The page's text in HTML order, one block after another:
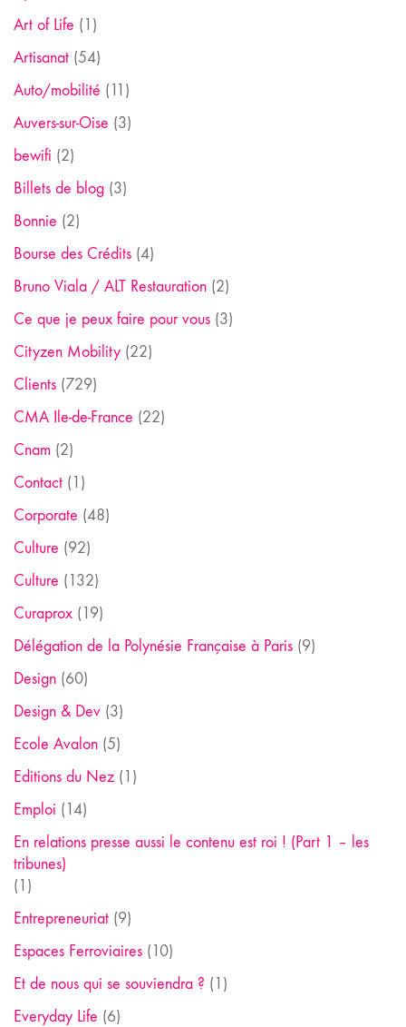
Art of Life (1)
Artisanat (54)
Auto/mobilité (11)
Auvers-sur-Oise (3)
bewifi (2)
Billets de blog (3)
Bonnie (2)
Bourse des Crédits (4)
Bruno Viala / ALT Restauration (2)
Ce que je peux faire pour vous (3)
Cityzen Mobility (22)
Clients (729)
CMA Ile-de-France (22)
Cnam (2)
Contact (1)
Corporate (48)
Culture (92)
Culture (132)
Curaprox (19)
Délégation de la Polynésie Française à Paris (9)
Design (60)
Design & Dev (3)
Ecole Avalon (5)
Editions du Nez (1)
Emploi (14)
En relations presse aussi le contenu est roi ! (Part 1 – les
tribunes)
(1)
Entrepreneuriat (9)
Espaces Ferroviaires (10)
Et de nous qui se souviendra ? (1)
Everyday Life (6)